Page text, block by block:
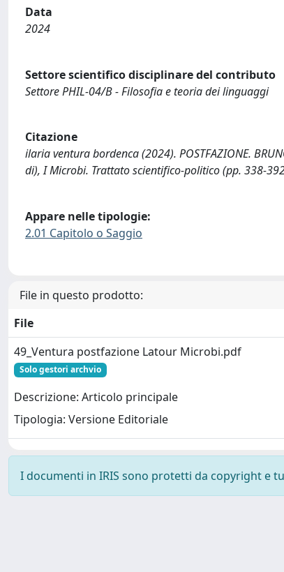
Data
2024
Settore scientifico disciplinare del contributo
Settore PHIL-04/B - Filosofia e teoria dei linguaggi
Citazione
ilaria ventura bordenca (2024). POSTFAZIONE.
di), I Microbi. Trattato scientifico-politico (pp. 338-
Appare nelle tipologie:
2.01 Capitolo o Saggio
File in questo prodotto:
File
49_Ventura postfazione Latour Microbi.pdf
Solo gestori archvio
Descrizione: Articolo principale
Tipologia: Versione Editoriale
I documenti in IRIS sono protetti da copyright e